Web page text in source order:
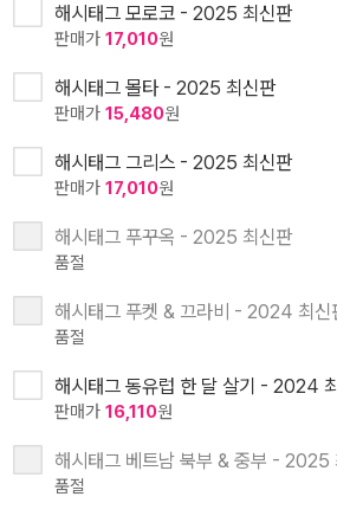
해시태그 모로코 - 2025 최신판
판매가 17,010원
해시태그 몰타 - 2025 최신판
판매가 15,480원
해시태그 그리스 - 2025 최신판
판매가 17,010원
해시태그 푸꾸옥 - 2025 최신판
품절
해시태그 푸켓 & 끄라비 - 2024 최신
품절
해시태그 동유럽 한 달 살기 - 2024
판매가 16,110원
해시태그 베트남 북부 & 중부 - 2025
품절